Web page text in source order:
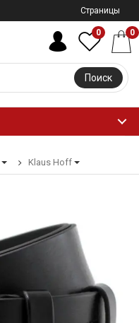
Страницы
Поиск
0 0
Klaus Hoff